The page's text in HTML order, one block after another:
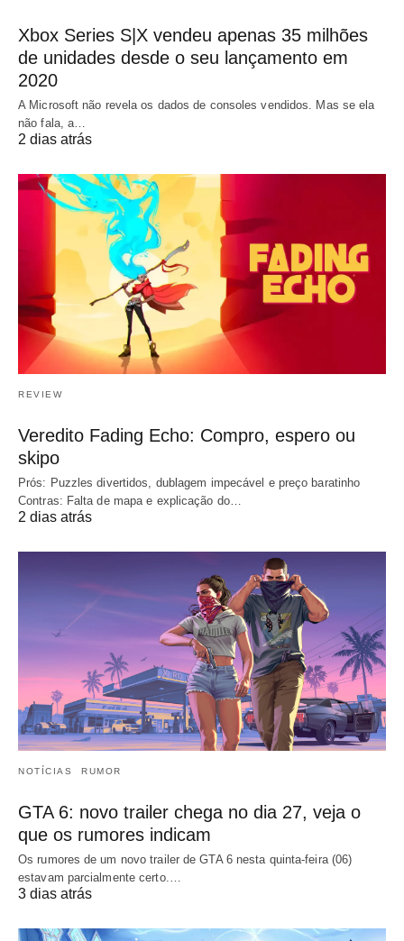
Xbox Series S|X vendeu apenas 35 milhões
de unidades desde o seu lançamento em
2020
A Microsoft não revela os dados de consoles vendidos. Mas se ela
não fala, a…
2 dias atrás
REVIEW
Veredito Fading Echo: Compro, espero ou
skipo
Prós: Puzzles divertidos, dublagem impecável e preço baratinho
Contras: Falta de mapa e explicação do…
2 dias atrás
NOTÍCIAS RUMOR
GTA 6: novo trailer chega no dia 27, veja o
que os rumores indicam
Os rumores de um novo trailer de GTA 6 nesta quinta-feira (06)
estavam parcialmente certo.…
3 dias atrás